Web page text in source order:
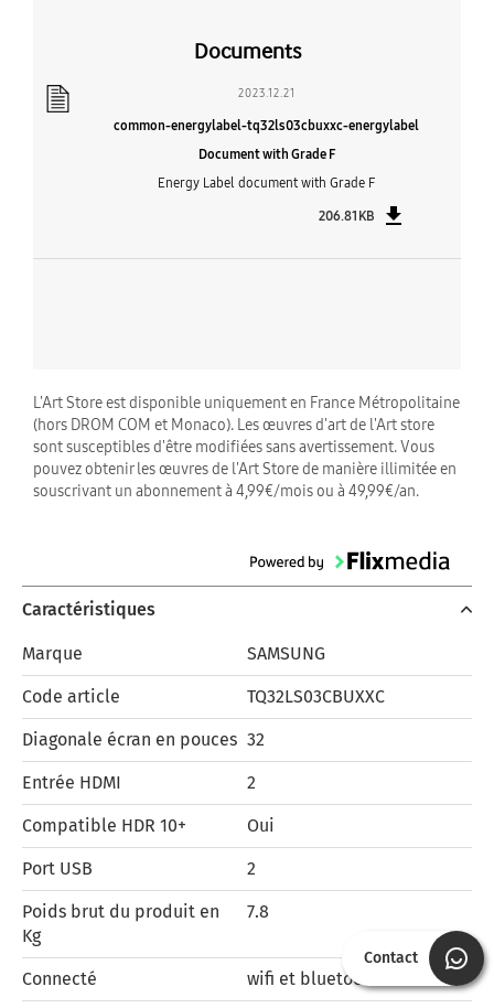
Documents
2023.12.21
common-energylabel-tq32ls03cbuxxc-energylabel
Document with Grade F
Energy Label document with Grade F
206.81KB
L'Art Store est disponible uniquement en France Métropolitaine
(hors DROM COM et Monaco). Les œuvres d'art de l'Art store
sont susceptibles d'être modifiées sans avertissement. Vous
pouvez obtenir les œuvres de l'Art Store de manière illimitée en
souscrivant un abonnement à 4,99€/mois ou à 49,99€/an.
Caractéristiques
Marque SAMSUNG
Code article TQ32LS03CBUXXC
Diagonale écran en pouces 32
Entrée HDMI 2
Compatible HDR 10+ Oui
Port USB 2
Poids brut du produit en
Kg
7.8
Connecté wifi et bluetooth
Contact